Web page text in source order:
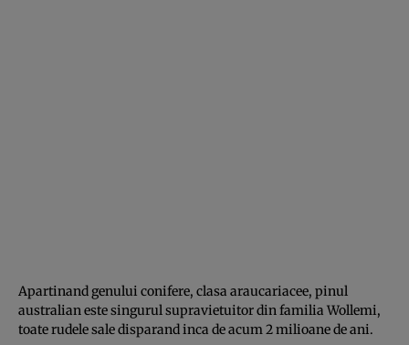
Apartinand genului conifere, clasa araucariacee, pinul
australian este singurul supravietuitor din familia Wollemi,
toate rudele sale disparand inca de acum 2 milioane de ani.